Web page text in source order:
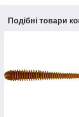
Подібні товари